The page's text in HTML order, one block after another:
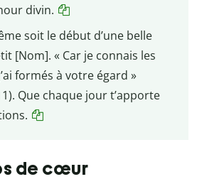
divin.
soit le début d’une belle
[Nom]. « Car je connais les
formés à votre égard »
Que chaque jour t’apporte
de cœur